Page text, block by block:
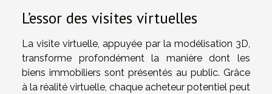
L’essor des visites virtuelles
La visite virtuelle, appuyée par la modélisation 3D,
transforme profondément la manière dont les
biens immobiliers sont présentés au public. Grâce
à la réalité virtuelle, chaque acheteur potentiel peut